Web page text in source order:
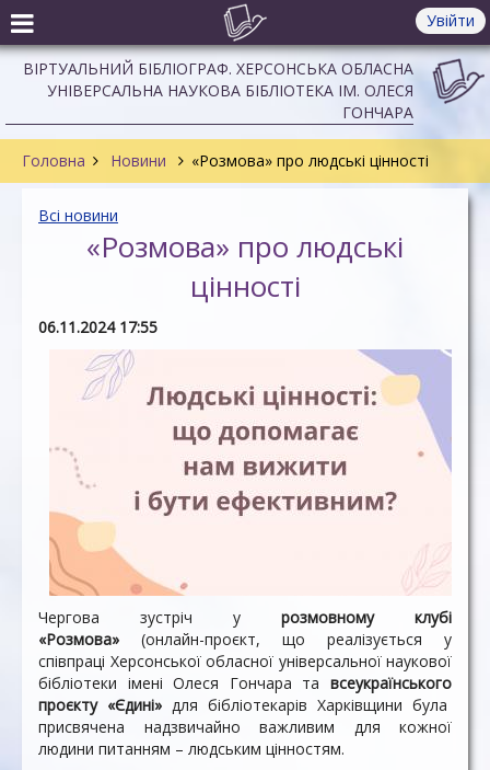
Увійти
ВІРТУАЛЬНИЙ БІБЛІОГРАФ. ХЕРСОНСЬКА ОБЛАСНА
УНІВЕРСАЛЬНА НАУКОВА БІБЛІОТЕКА ІМ. ОЛЕСЯ
ГОНЧАРА
Головна Новини «Розмова» про людські цінності
Всі новини
«Розмова» про людські
цінності
06.11.2024 17:55
Чергова зустріч у розмовному клубі
«Розмова» (онлайн-проєкт, що реалізується у
співпраці Херсонської обласної універсальної наукової
бібліотеки імені Олеся Гончара та всеукраїнського
проєкту «Єдині» для бібліотекарів Харківщини була
присвячена надзвичайно важливим для кожної
людини питанням – людським цінностям.